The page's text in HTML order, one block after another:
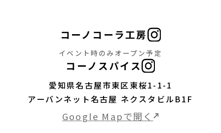
コーノコーラ工房
イベント時のみオープン予定
コーノスパイス
愛知県名古屋市東区東桜1-1-1
アーバンネット名古屋 ネクスタビルB1F
Google Mapで開く